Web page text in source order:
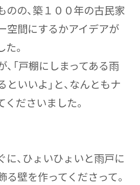
のの、築１００年の古民家
空間にするかアイデアが
。
「戸棚にしまってある雨
いいよ」と、なんともナ
ださいました。
に、ひょいひょいと雨戸に
壁を作ってくださって。